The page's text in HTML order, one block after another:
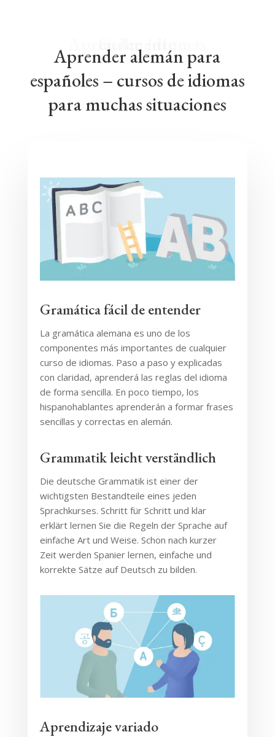
Aprender idiomas fácilmente
Aprender alemán para
españoles – cursos de idiomas
para muchas situaciones
Gramática fácil de entender
La gramática alemana es uno de los
componentes más importantes de cualquier
curso de idiomas. Paso a paso y explicadas
con claridad, aprenderá las reglas del idioma
de forma sencilla. En poco tiempo, los
hispanohablantes aprenderán a formar frases
sencillas y correctas en alemán.
Grammatik leicht verständlich
Die deutsche Grammatik ist einer der
wichtigsten Bestandteile eines jeden
Sprachkurses. Schritt für Schritt und klar
erklärt lernen Sie die Regeln der Sprache auf
einfache Art und Weise. Schon nach kurzer
Zeit werden Spanier lernen, einfache und
korrekte Sätze auf Deutsch zu bilden.
Aprendizaje variado